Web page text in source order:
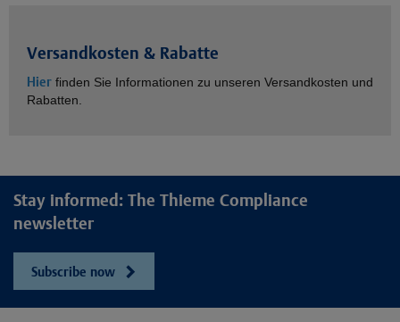
Versandkosten & Rabatte
Hier finden Sie Informationen zu unseren Versandkosten und
Rabatten.
Stay informed: The Thieme Compliance
newsletter
Subscribe now